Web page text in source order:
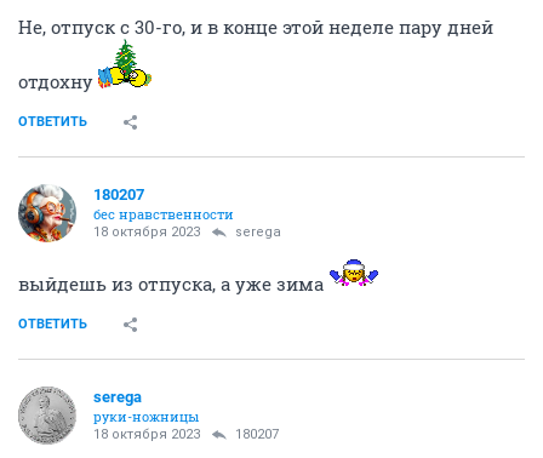
Не, отпуск с 30-го, и в конце этой неделе пару дней
отдохну
ОТВЕТИТЬ
180207
бес нравственности
18 октября 2023 serega
выйдешь из отпуска, а уже зима
ОТВЕТИТЬ
serega
руки-ножницы
18 октября 2023 180207